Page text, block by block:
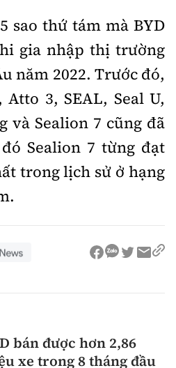
sao thứ tám mà BYD
gia nhập thị trường
năm 2022. Trước đó,
3, SEAL, Seal U,
và Sealion 7 cũng đã
Sealion 7 từng đạt
trong lịch sử ở hạng
bán được hơn 2,86
xe trong 8 tháng đầu